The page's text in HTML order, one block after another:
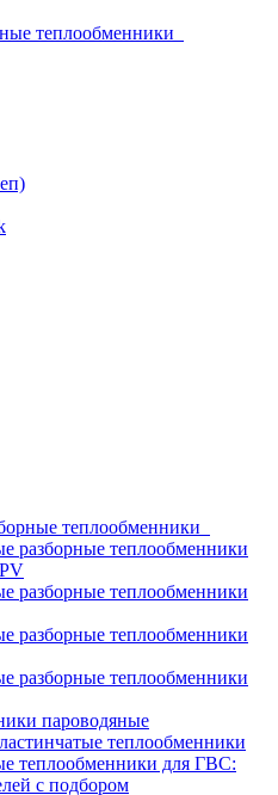
теплообменники
теплообменники
разборные теплообменники
разборные теплообменники
разборные теплообменники
разборные теплообменники
пароводяные
теплообменники
теплообменники для ГВС:
с подбором